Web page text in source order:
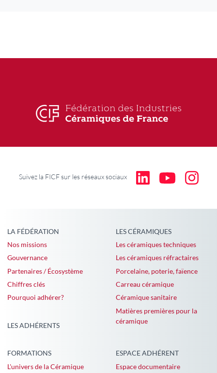
Suivez la FICF sur les réseaux sociaux
LA FÉDÉRATION
Nos missions
Gouvernance
Partenaires / Écosystème
Chiffres clés
Pourquoi adhérer?
LES CÉRAMIQUES
Les céramiques techniques
Les céramiques réfractaires
Porcelaine, poterie, faïence
Carreau céramique
Céramique sanitaire
Matières premières pour la
céramique
LES ADHÉRENTS
FORMATIONS
L'univers de la Céramique
ESPACE ADHÉRENT
Espace documentaire